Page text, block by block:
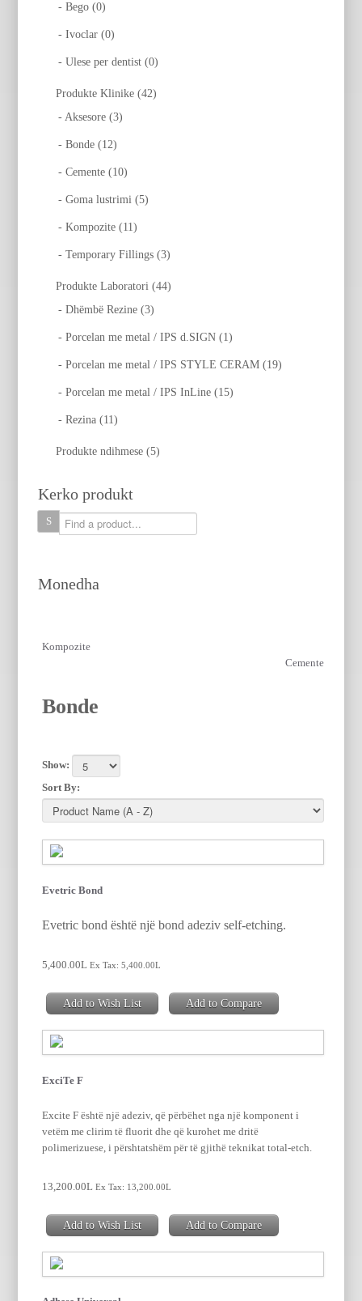
- Bego (0)
- Ivoclar (0)
- Ulese per dentist (0)
Produkte Klinike (42)
- Aksesore (3)
- Bonde (12)
- Cemente (10)
- Goma lustrimi (5)
- Kompozite (11)
- Temporary Fillings (3)
Produkte Laboratori (44)
- Dhëmbë Rezine (3)
- Porcelan me metal / IPS d.SIGN (1)
- Porcelan me metal / IPS STYLE CERAM (19)
- Porcelan me metal / IPS InLine (15)
- Rezina (11)
Produkte ndihmese (5)
Kerko produkt
Monedha
Kompozite
Cemente
Bonde
Show:
Sort By:
Evetric Bond
Evetric bond është një bond adeziv self-etching.
5,400.00L Ex Tax: 5,400.00L
Add to Wish List Add to Compare
ExciTe F
Excite F është një adeziv, që përbëhet nga një komponent i
vetëm me clirim të fluorit dhe që kurohet me dritë
polimerizuese, i përshtatshëm për të gjithë teknikat total-etch.
13,200.00L Ex Tax: 13,200.00L
Add to Wish List Add to Compare